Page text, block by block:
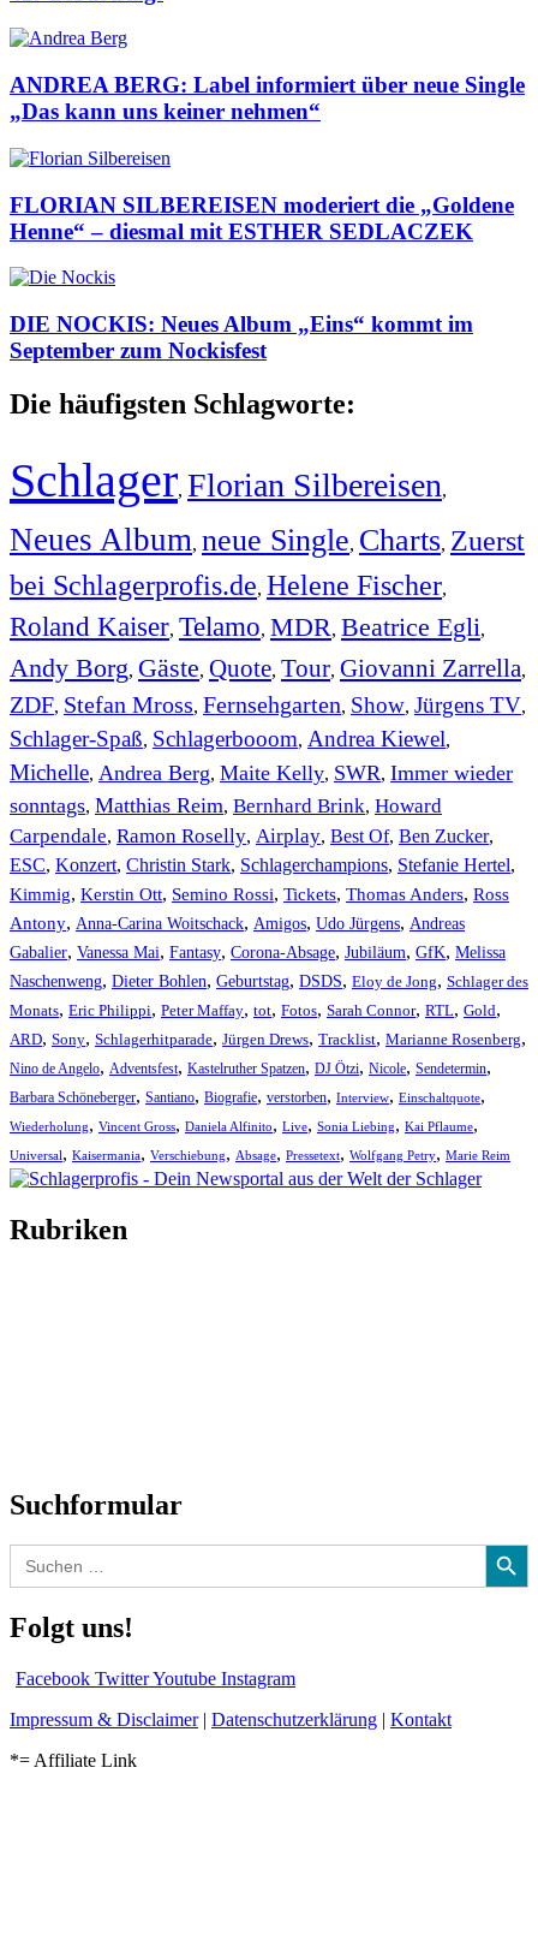
ANDREA BERG: Label informiert über neue Single
„Das kann uns keiner nehmen“
FLORIAN SILBEREISEN moderiert die „Goldene
Henne“ – diesmal mit ESTHER SEDLACZEK
DIE NOCKIS: Neues Album „Eins“ kommt im
September zum Nockisfest
Die häufigsten Schlagworte:
Schlager, Florian Silbereisen,
Neues Album, neue Single, Charts, Zuerst
bei Schlagerprofis.de, Helene Fischer,
Roland Kaiser, Telamo, MDR, Beatrice Egli,
Andy Borg, Gäste, Quote, Tour, Giovanni Zarrella,
ZDF, Stefan Mross, Fernsehgarten, Show, Jürgens TV,
Schlager-Spaß, Schlagerbooom, Andrea Kiewel,
Michelle, Andrea Berg, Maite Kelly, SWR, Immer wieder
sonntags, Matthias Reim, Bernhard Brink, Howard
Carpendale, Ramon Roselly, Airplay, Best Of, Ben Zucker,
ESC, Konzert, Christin Stark, Schlagerchampions, Stefanie Hertel,
Kimmig, Kerstin Ott, Semino Rossi, Tickets, Thomas Anders, Ross
Antony, Anna-Carina Woitschack, Amigos, Udo Jürgens, Andreas
Gabalier, Vanessa Mai, Fantasy, Corona-Absage, Jubiläum, GfK, Melissa
Naschenweng, Dieter Bohlen, Geburtstag, DSDS, Eloy de Jong, Schlager des
Monats, Eric Philippi, Peter Maffay, tot, Fotos, Sarah Connor, RTL, Gold,
ARD, Sony, Schlagerhitparade, Jürgen Drews, Tracklist, Marianne Rosenberg,
Nino de Angelo, Adventsfest, Kastelruther Spatzen, DJ Ötzi, Nicole, Sendetermin,
Barbara Schöneberger, Santiano, Biografie, verstorben, Interview, Einschaltquote,
Wiederholung, Vincent Gross, Daniela Alfinito, Live, Sonia Liebing, Kai Pflaume,
Universal, Kaisermania, Verschiebung, Absage, Pressetext, Wolfgang Petry, Marie Reim
Rubriken
Suchformular
Search
for:
Search Button
Folgt uns!
Facebook TwitterYoutube Instagram
Impressum & Disclaimer| Datenschutzerklärung | Kontakt
*= Affiliate Link